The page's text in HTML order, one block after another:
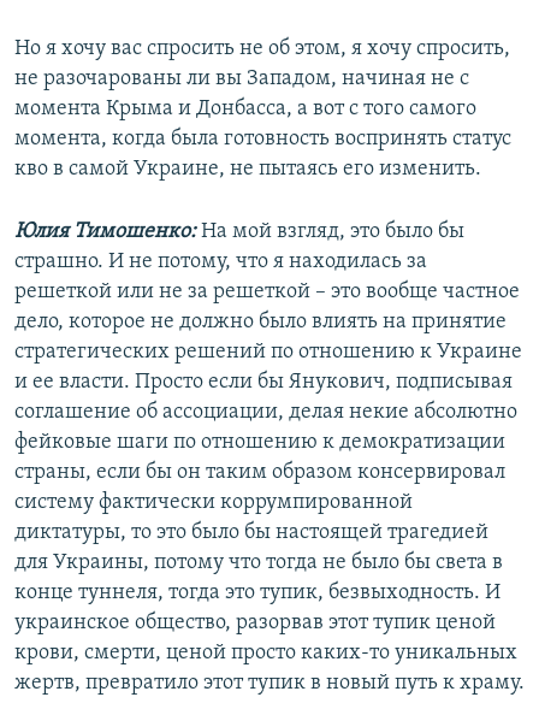
Но я хочу вас спросить не об этом, я хочу спросить,
не разочарованы ли вы Западом, начиная не с
момента Крыма и Донбасса, а вот с того самого
момента, когда была готовность воспринять статус
кво в самой Украине, не пытаясь его изменить.
Юлия Тимошенко:На мой взгляд, это было бы
страшно. И не потому, что я находилась за
решеткой или не за решеткой – это вообще частное
дело, которое не должно было влиять на принятие
стратегических решений по отношению к Украине
и ее власти. Просто если бы Янукович, подписывая
соглашение об ассоциации, делая некие абсолютно
фейковые шаги по отношению к демократизации
страны, если бы он таким образом консервировал
систему фактически коррумпированной
диктатуры, то это было бы настоящей трагедией
для Украины, потому что тогда не было бы света в
конце туннеля, тогда это тупик, безвыходность. И
украинское общество, разорвав этот тупик ценой
крови, смерти, ценой просто каких-то уникальных
жертв, превратило этот тупик в новый путь к храму.